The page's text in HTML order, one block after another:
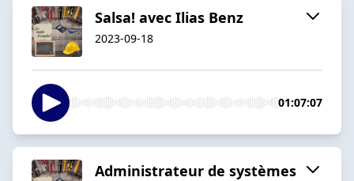
Salsa! avec Ilias Benz
2023-09-18
01:07:07
Administrateur de systèmes